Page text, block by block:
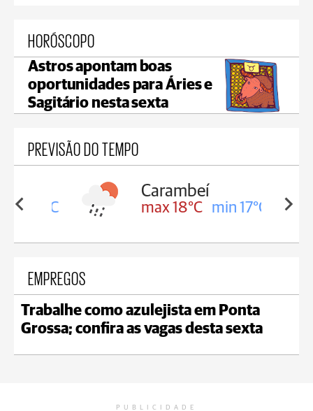
HORÓSCOPO
Astros apontam boas
oportunidades para Áries e
Sagitário nesta sexta
PREVISÃO DO TEMPO
18°C
Carambeí
max 18°C min 17°C
EMPREGOS
Trabalhe como azulejista em Ponta
Grossa; confira as vagas desta sexta
PUBLICIDADE